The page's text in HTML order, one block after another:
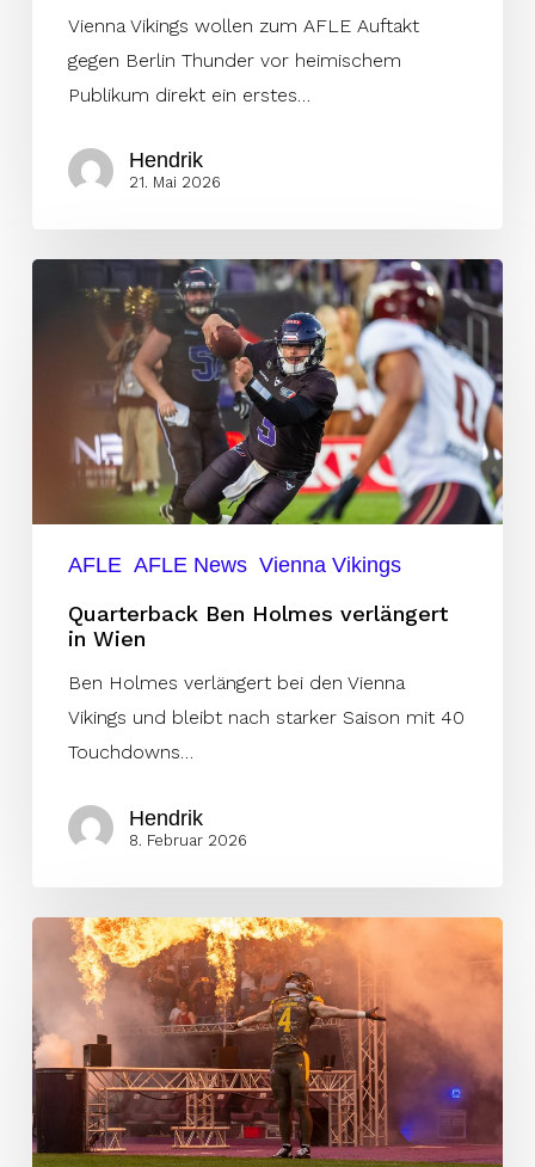
Vienna Vikings wollen zum AFLE Auftakt
gegen Berlin Thunder vor heimischem
Publikum direkt ein erstes…
Hendrik
21. Mai 2026
verlängert
AFLE AFLE News Vienna Vikings
Quarterback Ben Holmes verlängert
in Wien
Ben Holmes verlängert bei den Vienna
Vikings und bleibt nach starker Saison mit 40
Touchdowns…
Hendrik
8. Februar 2026
Vienna
Vikings
gewinnen
Overtime-
Krimi
gegen
Paris